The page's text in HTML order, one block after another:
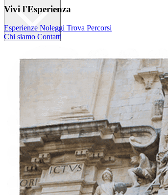
Chi siamoContatti
Français Deutsch
Menu
Vivi l'Esperienza
Esperienze Noleggi Trova Percorsi
Chi siamo Contatti